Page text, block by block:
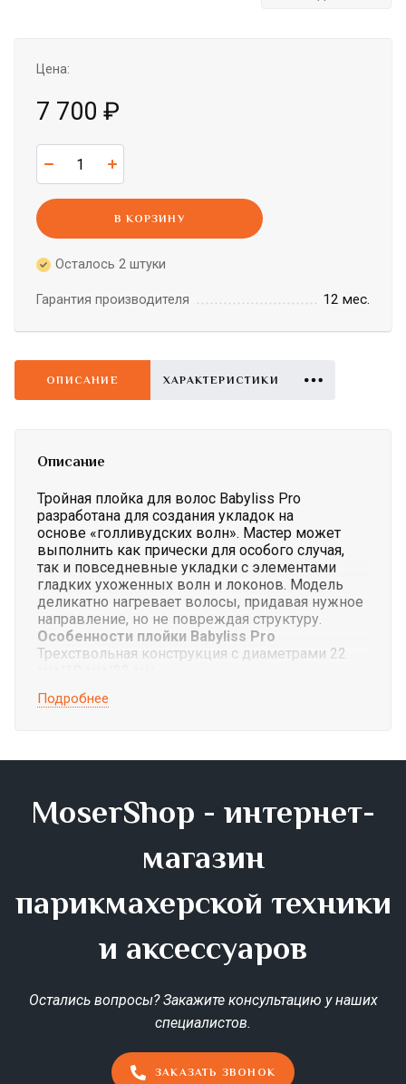
Цена:
7 700 ₽
В КОРЗИНУ
Осталось 2 штуки
Гарантия производителя 12 мес.
ОПИСАНИЕ ХАРАКТЕРИСТИКИ
Описание
Тройная плойка для волос Babyliss Pro
разработана для создания укладок на
основе «голливудских волн». Мастер может
выполнить как прически для особого случая,
так и повседневные укладки с элементами
гладких ухоженных волн и локонов. Модель
деликатно нагревает волосы, придавая нужное
направление, но не повреждая структуру.
Особенности плойки Babyliss Pro
Трехствольная конструкция с диаметрами 22
Специальное титаново-турмалиновое покрытие
обеспечивает износостойкость самого
Отсутствие повреждения волос во время
полотна.
Пять режимов температуры от 140 до 220o C. С
выбрать лучший вариант для волос любого
Световой датчик нагрева до рабочей
температуры.
профессионального использования, с
вращательным элементом.
Подробнее
MoserShop - интернет-
магазин
парикмахерской техники
и аксессуаров
Остались вопросы? Закажите консультацию у наших
специалистов.
ЗАКАЗАТЬ ЗВОНОК